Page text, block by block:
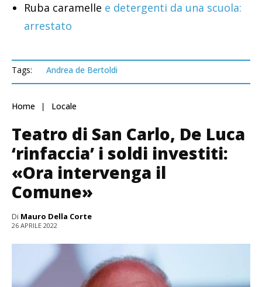
Ruba caramelle e detergenti da una scuola:
arrestato
Tags: Andrea de Bertoldi
Home Locale
Teatro di San Carlo, De Luca
‘rinfaccia’ i soldi investiti:
«Ora intervenga il
Comune»
Di Mauro Della Corte
26 APRILE 2022